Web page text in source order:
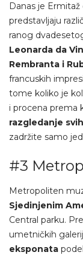
Danas je
predstavljaju
ranog
Leonarda da
Rembranta i
francuskih
tome koliko je
i procena prema
razgledanje
zadržite samo
#3
Metropoliten
Sjedinjenim
Central parku.
umetničkih
eksponata